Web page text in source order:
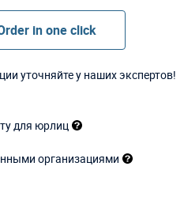
in one click
уточняйте у наших экспертов!
для юрлиц
организациями